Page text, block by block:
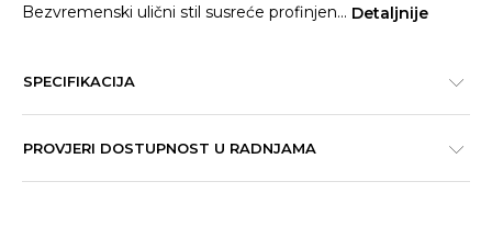
Bezvremenski ulični stil susreće profinjen... Detaljnije
SPECIFIKACIJA
PROVJERI DOSTUPNOST U RADNJAMA